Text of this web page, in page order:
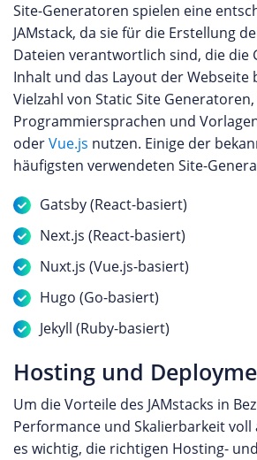
Site-Generatoren spielen eine
JAMstack, da sie für die Erstellung
Dateien verantwortlich sind, die die
Inhalt und das Layout der Webseite
Vielzahl von Static Site
Programmiersprachen und
oderVue.js nutzen. Einige der
häufigsten verwendeten Site-
Gatsby (React-basiert)
Next.js (React-basiert)
Nuxt.js (Vue.js-basiert)
Hugo (Go-basiert)
Jekyll (Ruby-basiert)
Hosting und
Um die Vorteile des JAMstacks in
Performance und Skalierbarkeit voll
es wichtig, die richtigen Hosting-